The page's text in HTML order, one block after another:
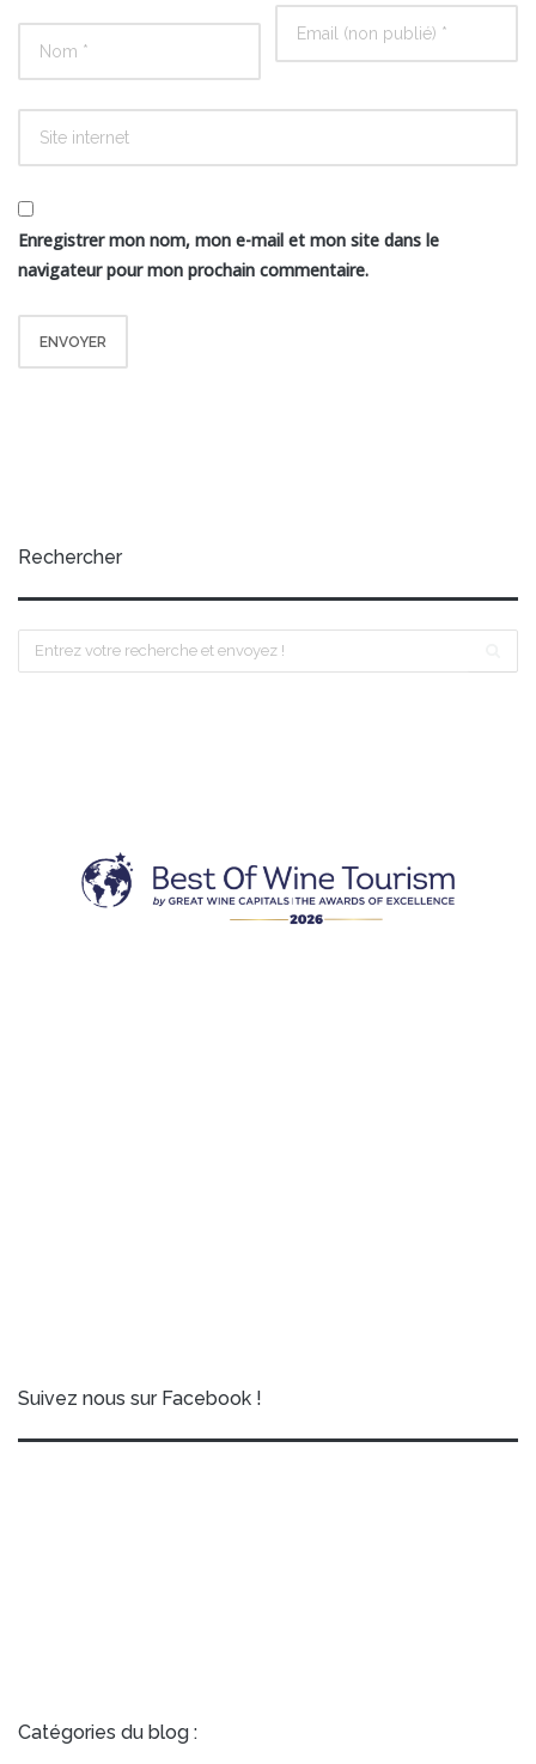
Enregistrer mon nom, mon e-mail et mon site dans le
navigateur pour mon prochain commentaire.
Rechercher
Suivez nous sur Facebook !
Catégories du blog :